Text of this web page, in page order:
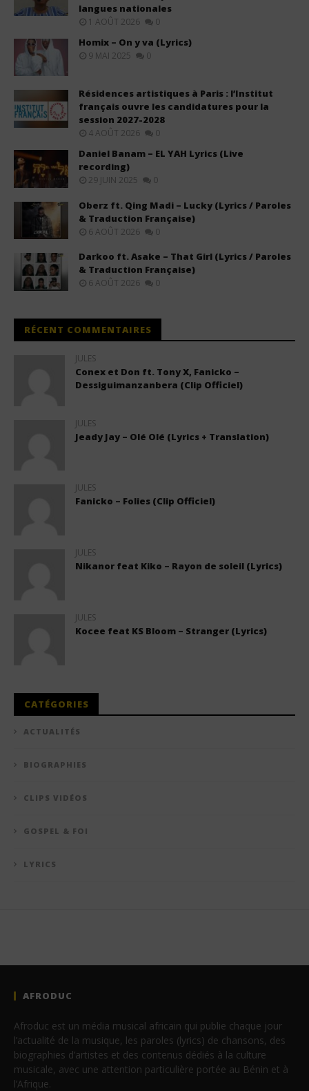
langues nationales
1 AOÛT 2026 0
Homix – On y va (Lyrics)
9 MAI 2025 0
Résidences artistiques à Paris : l’Institut
français ouvre les candidatures pour la
session 2027-2028
4 AOÛT 2026 0
Daniel Banam – EL YAH Lyrics (Live
recording)
29 JUIN 2025 0
Oberz ft. Qing Madi – Lucky (Lyrics / Paroles
& Traduction Française)
6 AOÛT 2026 0
Darkoo ft. Asake – That Girl (Lyrics / Paroles
& Traduction Française)
6 AOÛT 2026 0
RÉCENT COMMENTAIRES
JULES
Conex et Don ft. Tony X, Fanicko –
Dessiguimanzanbera (Clip Officiel)
JULES
Jeady Jay – Olé Olé (Lyrics + Translation)
JULES
Fanicko – Folies (Clip Officiel)
JULES
Nikanor feat Kiko – Rayon de soleil (Lyrics)
JULES
Kocee feat KS Bloom – Stranger (Lyrics)
CATÉGORIES
ACTUALITÉS
BIOGRAPHIES
CLIPS VIDÉOS
GOSPEL & FOI
LYRICS
AFRODUC
Afroduc est un média musical africain qui publie chaque jour
l’actualité de la musique, les paroles (lyrics) de chansons, des
biographies d’artistes et des contenus dédiés à la culture
musicale, avec une attention particulière portée au Bénin et à
l’Afrique.